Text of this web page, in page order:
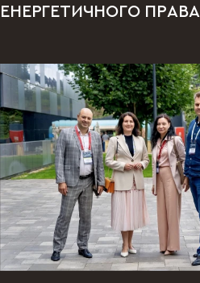
ЕНЕРГЕТИЧНОГО ПРАВА